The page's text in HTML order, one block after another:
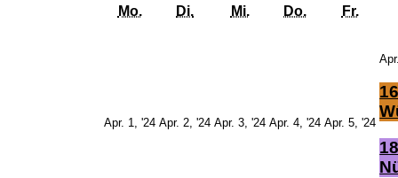
Mo. Montag
Di. Dienstag
Mi. Mittwoch
Do. Donnerstag
Fr.
Apr. 1, '241.Apr. 2, '242.Apr. 3, '243.Apr. 4, '244.Apr. 5, '245.